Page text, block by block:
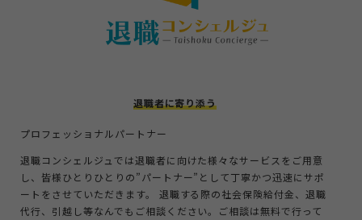
退職者に寄り添う
プロフェッショナルパートナー
退職コンシェルジュでは退職者に向けた様々なサービスをご用意
し、皆様ひとりひとりの”パートナー”として丁寧かつ迅速にサポ
ートをさせていただきます。 退職する際の社会保険給付金、退職
代行、引越し等なんでもご相談ください。ご相談は無料で行って